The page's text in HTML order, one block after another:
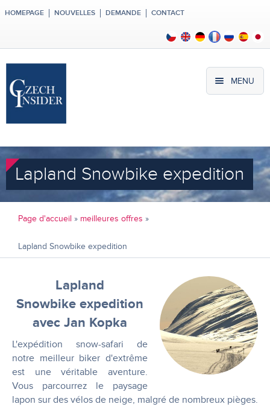
HOMEPAGE NOUVELLES DEMANDE CONTACT
MENU
Lapland Snowbike expedition
Page d'accueil » meilleures offres »
Lapland Snowbike expedition
Lapland
Snowbike expedition
avec Jan Kopka
L'expédition snow-safari de
notre meilleur biker d'extrême
est une véritable aventure.
Vous parcourrez le paysage
lapon sur des vélos de neige, malgré de nombreux pièges.